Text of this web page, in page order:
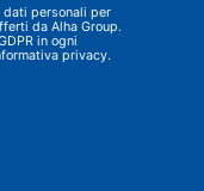
dati personali per
da Alha Group.
in ogni
privacy.